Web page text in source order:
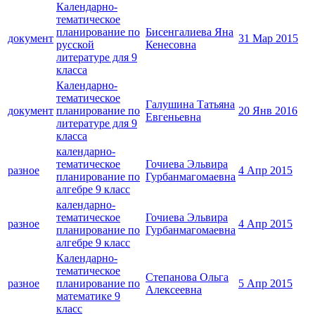
документ
Календарно-
тематическое
планирование по
русской
литературе для 9
класса
Бисенгалиева Яна
Кенесовна
31 Мар 2015
документ
Календарно-
тематическое
планирование по
литературе для 9
класса
Галушина Татьяна
Евгеньевна
20 Янв 2016
разное
календарно-
тематическое
планирование по
алгебре 9 класс
Гочиева Эльвира
Гурбанмагомаевна
4 Апр 2015
разное
календарно-
тематическое
планирование по
алгебре 9 класс
Гочиева Эльвира
Гурбанмагомаевна
4 Апр 2015
разное
Календарно-
тематическое
планирование по
математике 9
класс
Степанова Ольга
Алексеевна
5 Апр 2015